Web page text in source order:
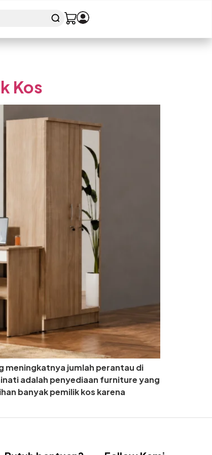
Kos
meningkatnya jumlah perantau di
adalah penyediaan furniture yang
banyak pemilik kos karena